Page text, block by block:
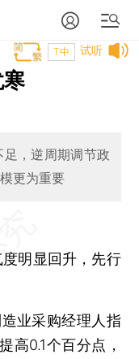
试听
T中
，逆周期调节政
更为重要
明显回升，先行
业采购经理人指
高0.1个百分点，